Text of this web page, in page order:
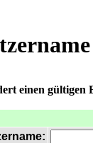
einen gültigen